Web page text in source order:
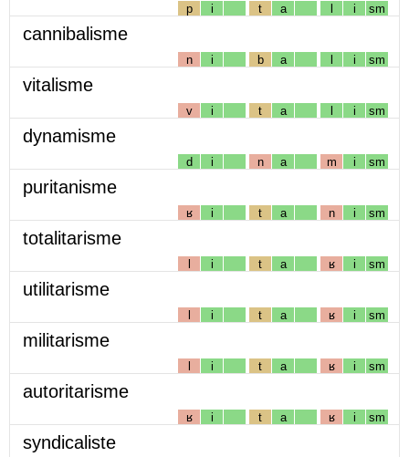
p i t a l i sm
cannibalisme
n i b a l i sm
vitalisme
v i t a l i sm
dynamisme
d i n a m i sm
puritanisme
ʁ i t a n i sm
totalitarisme
l i t a ʁ i sm
utilitarisme
l i t a ʁ i sm
militarisme
l i t a ʁ i sm
autoritarisme
ʁ i t a ʁ i sm
syndicaliste